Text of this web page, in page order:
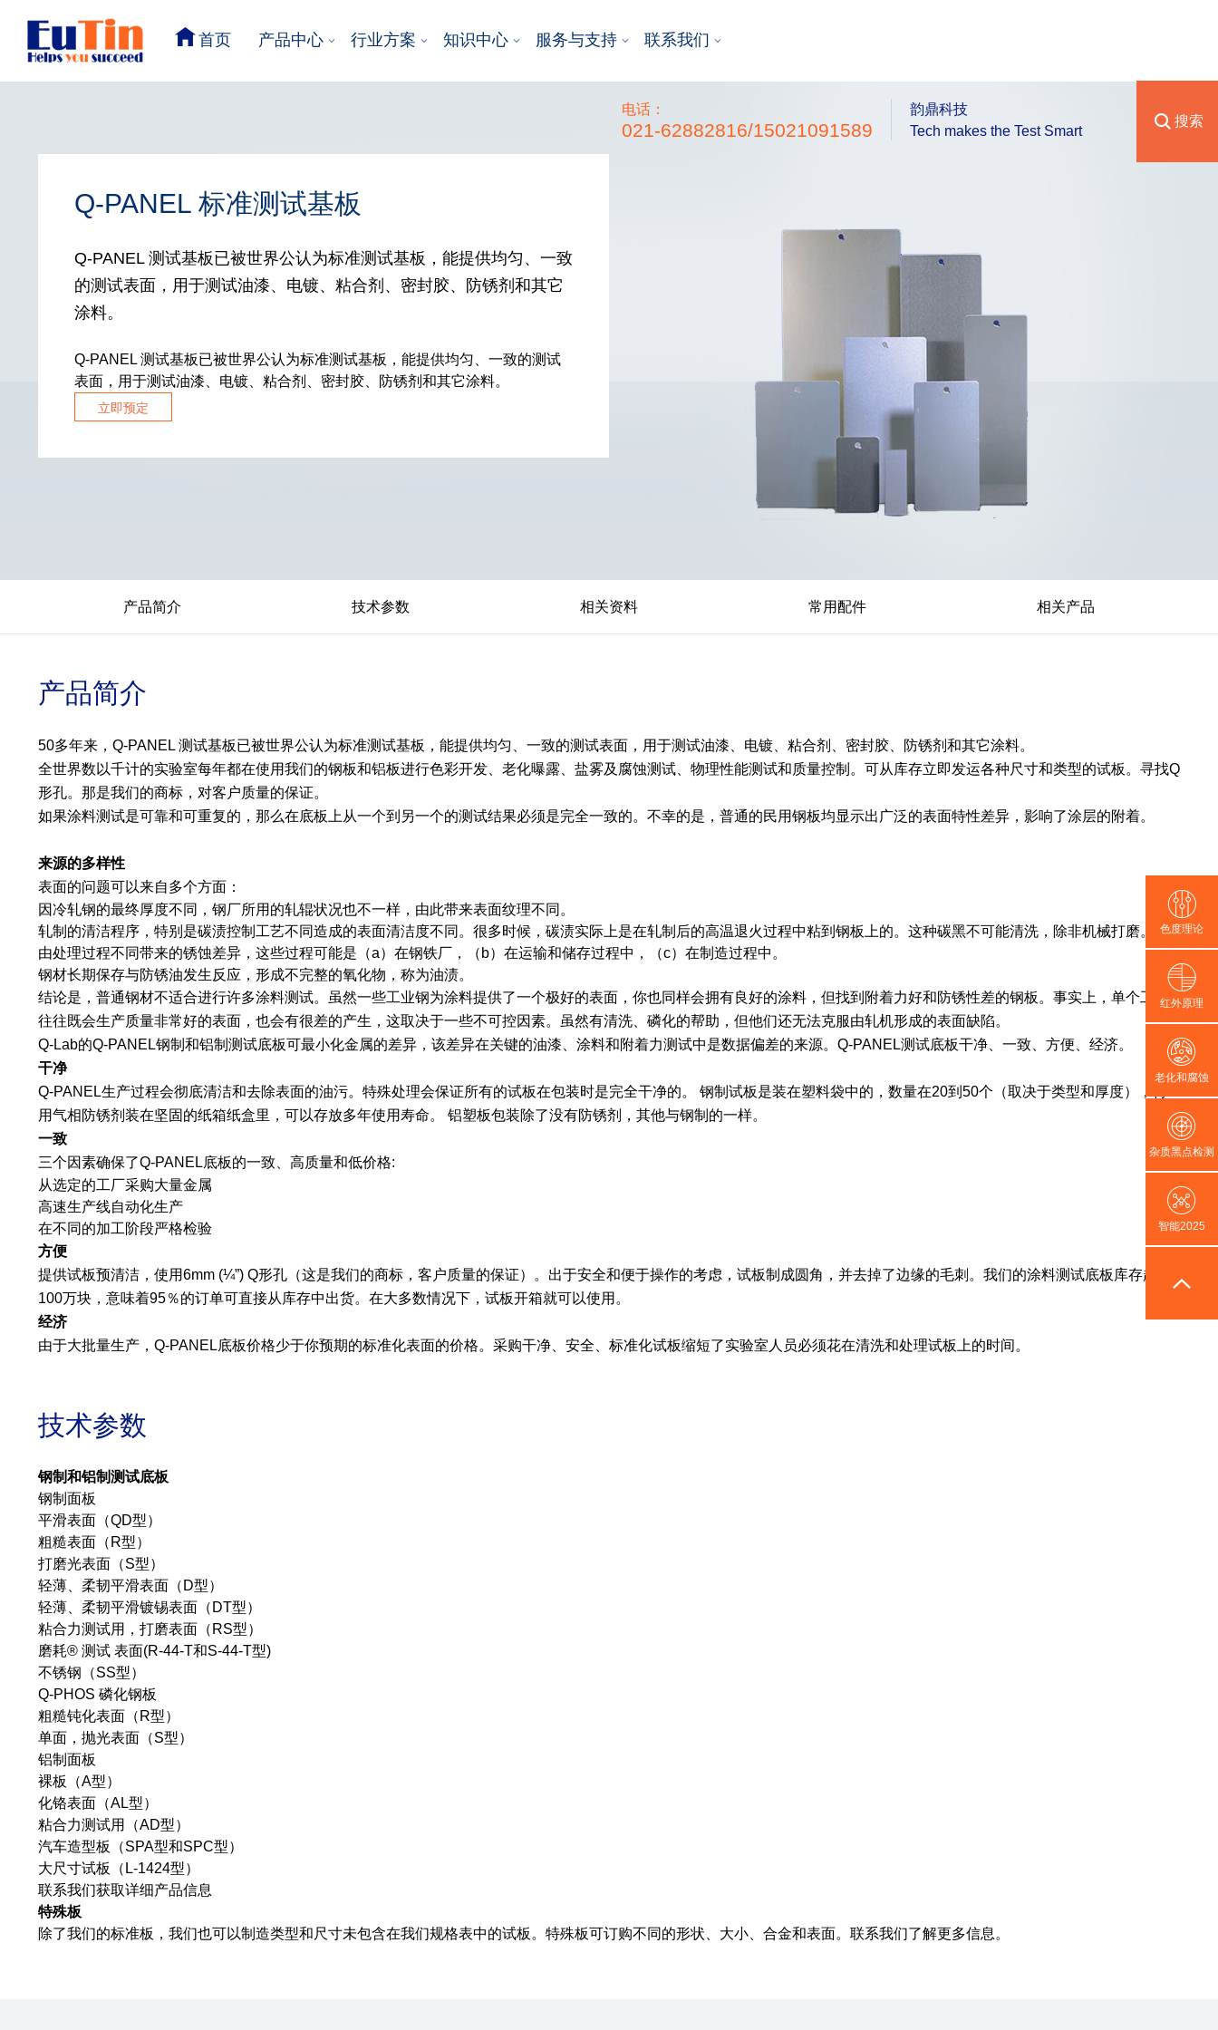
首页 产品中心 行业方案 知识中心 服务与支持 联系我们
电话：
021-62882816/15021091589
韵鼎科技
Tech makes the Test Smart
搜索
Q-PANEL 标准测试基板
Q-PANEL 测试基板已被世界公认为标准测试基板，能提供均匀、一致
的测试表面，用于测试油漆、电镀、粘合剂、密封胶、防锈剂和其它
涂料。
Q-PANEL 测试基板已被世界公认为标准测试基板，能提供均匀、一致的测试
表面，用于测试油漆、电镀、粘合剂、密封胶、防锈剂和其它涂料。
立即预定
产品简介 技术参数 相关资料 常用配件 相关产品
产品简介
50多年来，Q-PANEL 测试基板已被世界公认为标准测试基板，能提供均匀、一致的测试表面，用于测试油漆、电镀、粘合剂、密封胶、防锈剂和其它涂料。
全世界数以千计的实验室每年都在使用我们的钢板和铝板进行色彩开发、老化曝露、盐雾及腐蚀测试、物理性能测试和质量控制。可从库存立即发运各种尺寸和类型的试板。寻找Q
形孔。那是我们的商标，对客户质量的保证。
如果涂料测试是可靠和可重复的，那么在底板上从一个到另一个的测试结果必须是完全一致的。不幸的是，普通的民用钢板均显示出广泛的表面特性差异，影响了涂层的附着。
来源的多样性
表面的问题可以来自多个方面：
因冷轧钢的最终厚度不同，钢厂所用的轧辊状况也不一样，由此带来表面纹理不同。
轧制的清洁程序，特别是碳渍控制工艺不同造成的表面清洁度不同。很多时候，碳渍实际上是在轧制后的高温退火过程中粘到钢板上的。这种碳黑不可能清洗，除非机械打磨。
由处理过程不同带来的锈蚀差异，这些过程可能是（a）在钢铁厂，（b）在运输和储存过程中，（c）在制造过程中。
钢材长期保存与防锈油发生反应，形成不完整的氧化物，称为油渍。
结论是，普通钢材不适合进行许多涂料测试。虽然一些工业钢为涂料提供了一个极好的表面，你也同样会拥有良好的涂料，但找到附着力好和防锈性差的钢板。事实上，单个工厂
往往既会生产质量非常好的表面，也会有很差的产生，这取决于一些不可控因素。虽然有清洗、磷化的帮助，但他们还无法克服由轧机形成的表面缺陷。
Q-Lab的Q-PANEL钢制和铝制测试底板可最小化金属的差异，该差异在关键的油漆、涂料和附着力测试中是数据偏差的来源。Q-PANEL测试底板干净、一致、方便、经济。
干净
Q-PANEL生产过程会彻底清洁和去除表面的油污。特殊处理会保证所有的试板在包装时是完全干净的。 钢制试板是装在塑料袋中的，数量在20到50个（取决于类型和厚度），再
用气相防锈剂装在坚固的纸箱纸盒里，可以存放多年使用寿命。 铝塑板包装除了没有防锈剂，其他与钢制的一样。
一致
三个因素确保了Q-PANEL底板的一致、高质量和低价格:
从选定的工厂采购大量金属
高速生产线自动化生产
在不同的加工阶段严格检验
方便
提供试板预清洁，使用6mm (¼”) Q形孔（这是我们的商标，客户质量的保证）。出于安全和便于操作的考虑，试板制成圆角，并去掉了边缘的毛刺。我们的涂料测试底板库存超过
100万块，意味着95％的订单可直接从库存中出货。在大多数情况下，试板开箱就可以使用。
经济
由于大批量生产，Q-PANEL底板价格少于你预期的标准化表面的价格。采购干净、安全、标准化试板缩短了实验室人员必须花在清洗和处理试板上的时间。
技术参数
钢制和铝制测试底板
钢制面板
平滑表面（QD型）
粗糙表面（R型）
打磨光表面（S型）
轻薄、柔韧平滑表面（D型）
轻薄、柔韧平滑镀锡表面（DT型）
粘合力测试用，打磨表面（RS型）
磨耗® 测试 表面(R-44-T和S-44-T型)
不锈钢（SS型）
Q-PHOS 磷化钢板
粗糙钝化表面（R型）
单面，抛光表面（S型）
铝制面板
裸板（A型）
化铬表面（AL型）
粘合力测试用（AD型）
汽车造型板（SPA型和SPC型）
大尺寸试板（L-1424型）
联系我们获取详细产品信息
特殊板
除了我们的标准板，我们也可以制造类型和尺寸未包含在我们规格表中的试板。特殊板可订购不同的形状、大小、合金和表面。联系我们了解更多信息。
色度理论
红外原理
老化和腐蚀
杂质黑点检测
智能2025